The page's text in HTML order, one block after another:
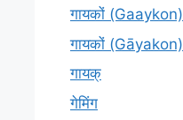
गायकों (Gaaykon)
गायकों (Gāyakon)
गायक्
गेमिंग